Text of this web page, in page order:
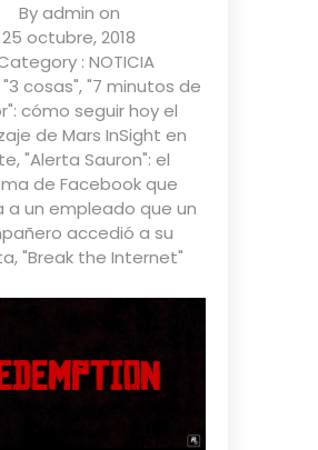
Byadmin on
25 octubre, 2018
: NOTICIA
"3 cosas","7 minutos de
cómo seguir hoy el
de Mars InSight en
,"Alerta Sauron": el
de Facebook que
a un empleado que un
accedió a su
,"Break the Internet"